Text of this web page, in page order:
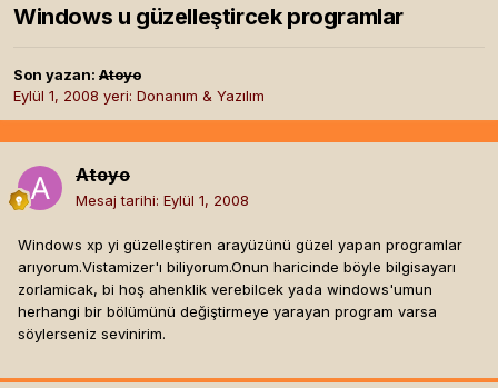
Windows u güzelleştircek programlar
Son yazan: Atoyo
Eylül 1, 2008 yeri: Donanım & Yazılım
Atoyo
Mesaj tarihi: Eylül 1, 2008
Windows xp yi güzelleştiren arayüzünü güzel yapan programlar
arıyorum.Vistamizer'ı biliyorum.Onun haricinde böyle bilgisayarı
zorlamicak, bi hoş ahenklik verebilcek yada windows'umun
herhangi bir bölümünü değiştirmeye yarayan program varsa
söylerseniz sevinirim.